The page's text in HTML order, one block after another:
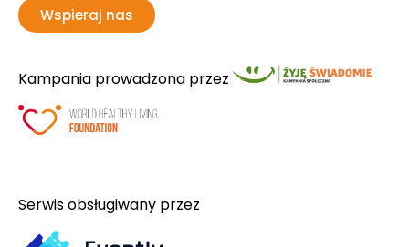
Wspieraj nas
Kampania prowadzona przez
Serwis obsługiwany przez